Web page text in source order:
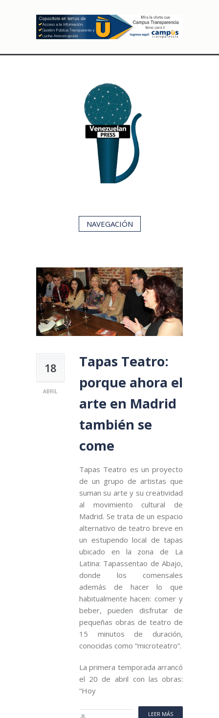
NAVEGACIÓN
18
ABRIL
Tapas Teatro:
porque ahora el
arte en Madrid
también se
come
Tapas Teatro es un proyecto
de un grupo de artistas que
suman su arte y su creatividad
al movimiento cultural de
Madrid. Se trata de un espacio
alternativo de teatro breve en
un estupendo local de tapas
ubicado en la zona de La
Latina: Tapassentao de Abajo,
donde los comensales
además de hacer lo que
habitualmente hacen: comer y
beber, pueden disfrutar de
pequeñas obras de teatro de
15 minutos de duración,
conocidas como “microteatro”.
La primera temporada arrancó
el 20 de abril con las obras:
“Hoy
LEER MÁS